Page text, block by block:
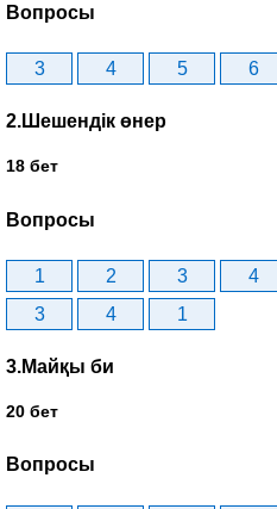
Вопросы
3 4 5 6
2.Шешендік өнер
18 бет
Вопросы
1 2 3 4
3
4 1
3.Майқы би
20 бет
Вопросы